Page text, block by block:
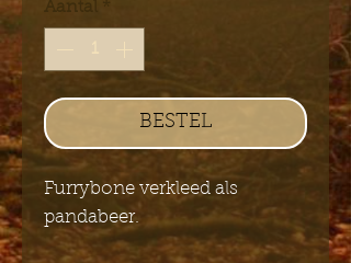
Aantal *
BESTEL
Furrybone verkleed als
pandabeer.